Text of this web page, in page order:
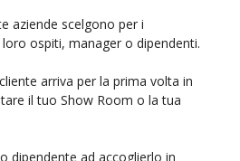
aziende scelgono per i
ospiti, manager o dipendenti.
arriva per la prima volta in
il tuo Show Room o la tua
dipendente ad accoglierlo in